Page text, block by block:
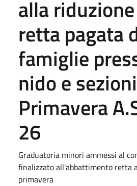
alla
retta pagata
famiglie
nido e sezioni
Primavera
26
Graduatoria minori ammessi al
finalizzato all'abbattimento retta
primavera